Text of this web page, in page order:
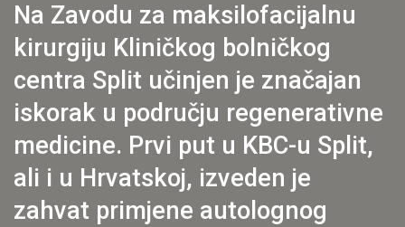
Na Zavodu za maksilofacijalnu
kirurgiju Kliničkog bolničkog
centra Split učinjen je značajan
iskorak u području regenerativne
medicine. Prvi put u KBC-u Split,
ali i u Hrvatskoj, izveden je
zahvat primjene autolognog